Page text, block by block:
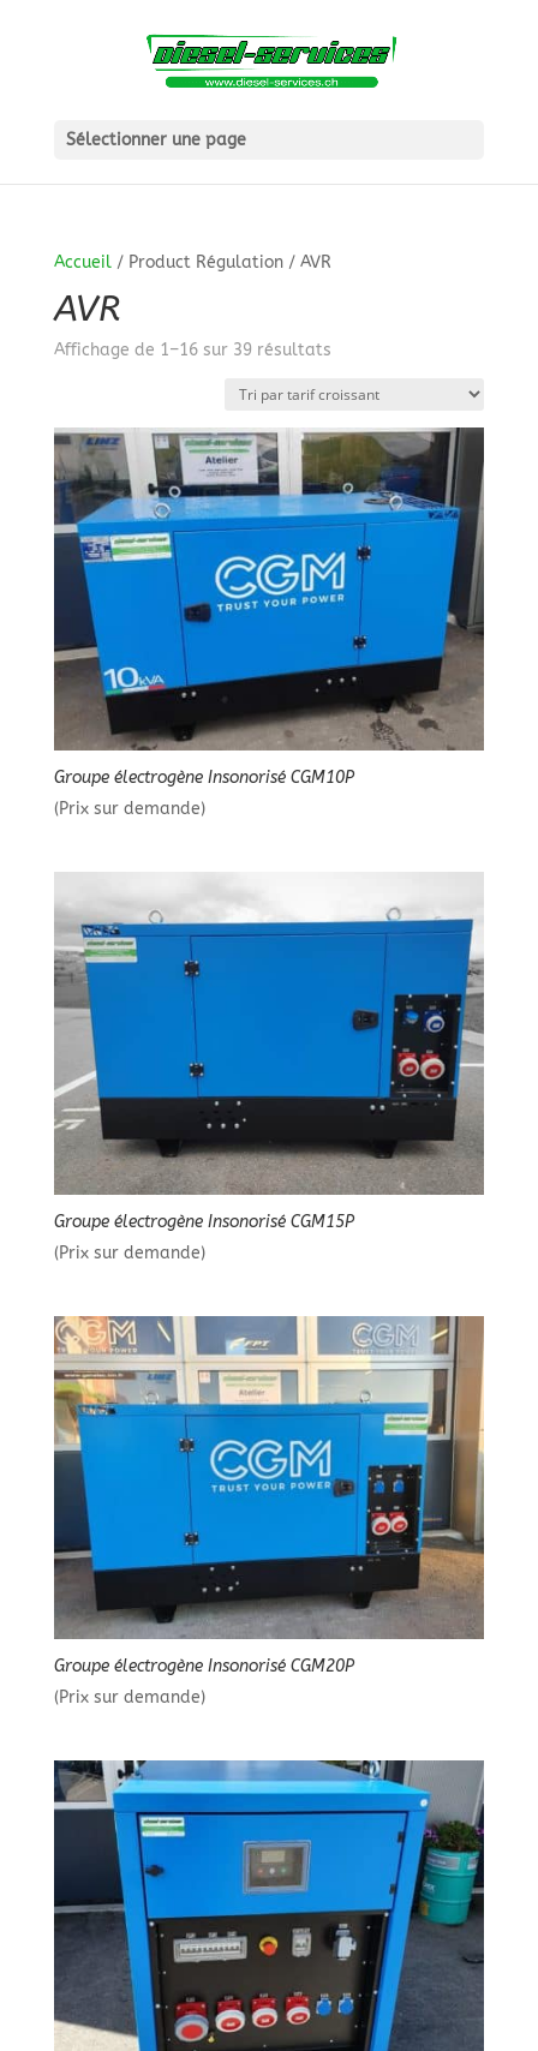
Sélectionner une page
Accueil/ Product Régulation / AVR
AVR
Affichage de 1–16 sur 39 résultatsTrié
prix
Groupe électrogène Insonorisé CGM10P
(Prix sur demande)
Groupe électrogène Insonorisé CGM15P
(Prix sur demande)
Groupe électrogène Insonorisé CGM20P
(Prix sur demande)